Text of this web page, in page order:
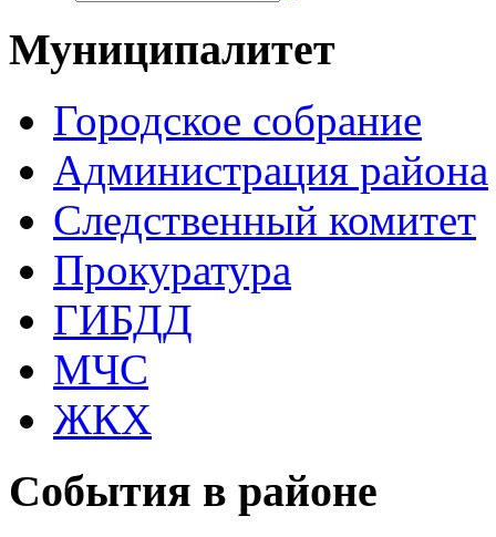
Муниципалитет
Городское собрание
Администрация района
Следственный комитет
Прокуратура
ГИБДД
МЧС
ЖКХ
События в районе